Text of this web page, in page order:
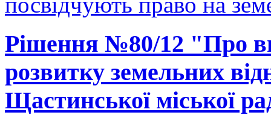
Рішення №80/12 "Про
розвитку земельних
Щастинської міської